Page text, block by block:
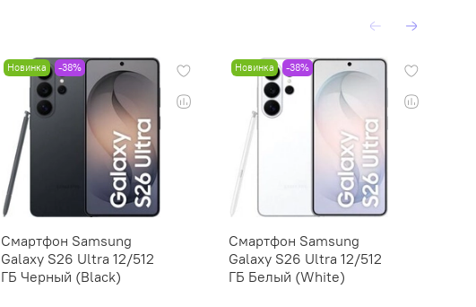
Новинка -38%
Смартфон Samsung
Galaxy S26 Ultra 12/512
ГБ Черный (Black)
Новинка -38%
Смартфон Samsung
Galaxy S26 Ultra 12/512
ГБ Белый (White)